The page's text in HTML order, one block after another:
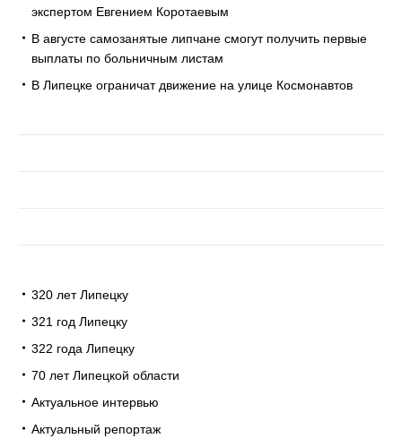
экспертом Евгением Коротаевым
В августе самозанятые липчане смогут получить первые
выплаты по больничным листам
В Липецке ограничат движение на улице Космонавтов
320 лет Липецку
321 год Липецку
322 года Липецку
70 лет Липецкой области
Актуальное интервью
Актуальный репортаж